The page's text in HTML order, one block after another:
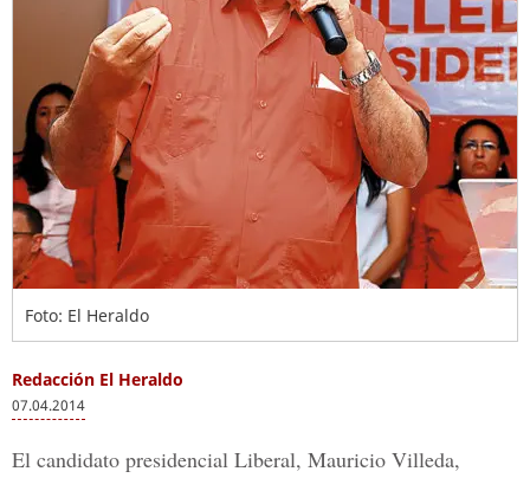
Foto: El Heraldo
Redacción El Heraldo
07.04.2014
El candidato presidencial Liberal, Mauricio Villeda,